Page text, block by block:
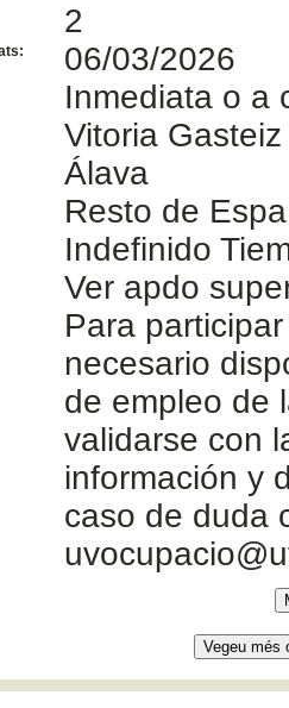
2
06/03/2026
Inmediata o a
Vitoria Gasteiz
Álava
Resto de
Indefinido
Ver apdo
Para
necesario
de empleo de
validarse con
información y
caso de duda